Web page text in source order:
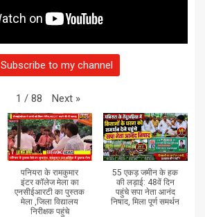
Subscribe to my channel
1 / 88 Next »
पनियरा के रामकुमार
इंटर कॉलेज मेला का
एनसीईआरटी का पुस्तक
मेला ,जिला विद्यालय
निरीक्षक पहुंचे
55 एकड़ जमीन के हक
की लड़ाई: 48वें दिन
पहुंचे सपा नेता आनंद
निषाद, मिला पूर्ण समर्थन